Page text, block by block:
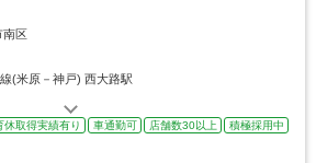
南区
線(米原－神戸) 西大路駅
休取得実績有り 車通勤可 店舗数30以上
積極採用中